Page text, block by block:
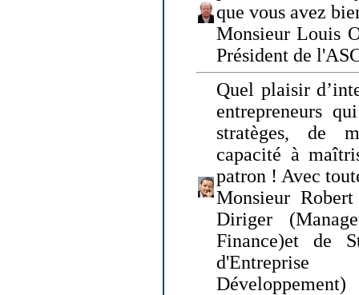
que vous avez
Monsieur Louis
Président de
Quel plaisir
entrepreneurs
stratèges, de
capacité à
patron ! Avec
Monsieur
Diriger
Finance)et de
Développement)